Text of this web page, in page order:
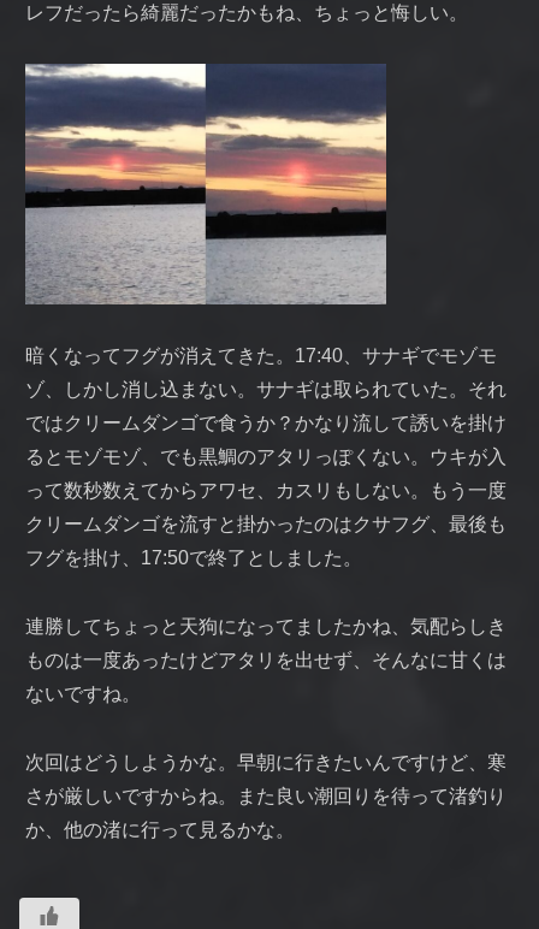
レフだったら綺麗だったかもね、ちょっと悔しい。
暗くなってフグが消えてきた。17:40、サナギでモゾモ
ゾ、しかし消し込まない。サナギは取られていた。それ
ではクリームダンゴで食うか？かなり流して誘いを掛け
るとモゾモゾ、でも黒鯛のアタリっぽくない。ウキが入
って数秒数えてからアワセ、カスリもしない。もう一度
クリームダンゴを流すと掛かったのはクサフグ、最後も
フグを掛け、17:50で終了としました。
連勝してちょっと天狗になってましたかね、気配らしき
ものは一度あったけどアタリを出せず、そんなに甘くは
ないですね。
次回はどうしようかな。早朝に行きたいんですけど、寒
さが厳しいですからね。また良い潮回りを待って渚釣り
か、他の渚に行って見るかな。